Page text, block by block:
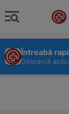
Întreabă
Descarcă